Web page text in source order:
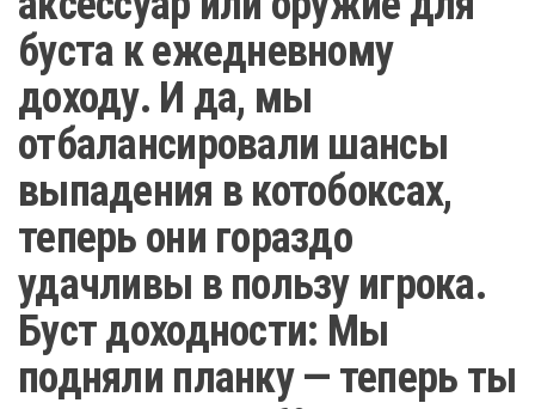
буста к ежедневному
доходу. И да, мы
отбалансировали шансы
выпадения в котобоксах,
теперь они гораздо
удачливы в пользу игрока.
Буст доходности: Мы
подняли планку — теперь ты